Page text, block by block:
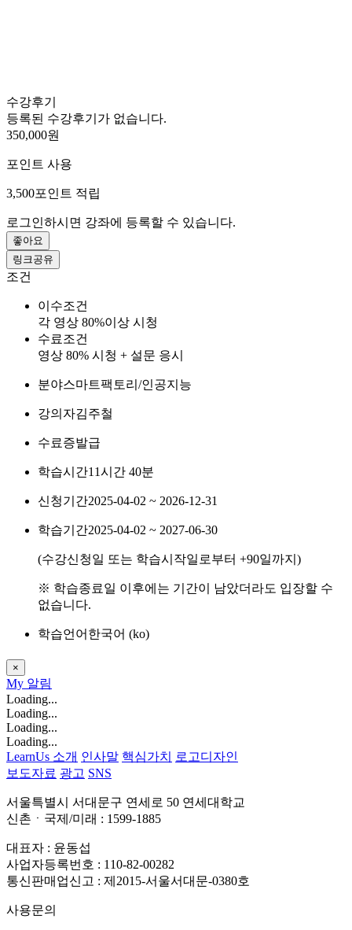
수강후기
등록된 수강후기가 없습니다.
350,000원
포인트 사용
3,500포인트 적립
로그인하시면 강좌에 등록할 수 있습니다.
좋아요
링크공유
조건
이수조건
각 영상 80%이상 시청
수료조건
영상 80% 시청 + 설문 응시
분야스마트팩토리/인공지능
강의자김주철
수료증발급
학습시간11시간 40분
신청기간2025-04-02 ~ 2026-12-31
학습기간2025-04-02 ~ 2027-06-30
(수강신청일 또는 학습시작일로부터 +90일까지)
※ 학습종료일 이후에는 기간이 남았더라도 입장할 수
없습니다.
학습언어 한국어 ‎(ko)‎
×
My 알림
Loading...
Loading...
Loading...
Loading...
LearnUs 소개 인사말 핵심가치
로고디자인
보도자료 광고 SNS
서울특별시 서대문구 연세로 50 연세대학교
신촌ㆍ국제/미래 : 1599-1885
대표자 : 윤동섭
사업자등록번호 : 110-82-00282
통신판매업신고 : 제2015-서울서대문-0380호
사용문의